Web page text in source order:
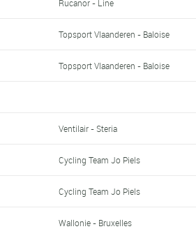
Rucanor - Line
Topsport Vlaanderen - Baloise
Topsport Vlaanderen - Baloise
Ventilair - Steria
Cycling Team Jo Piels
Cycling Team Jo Piels
Wallonie - Bruxelles